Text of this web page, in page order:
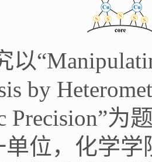
以
by
Precision”为
单位，化学